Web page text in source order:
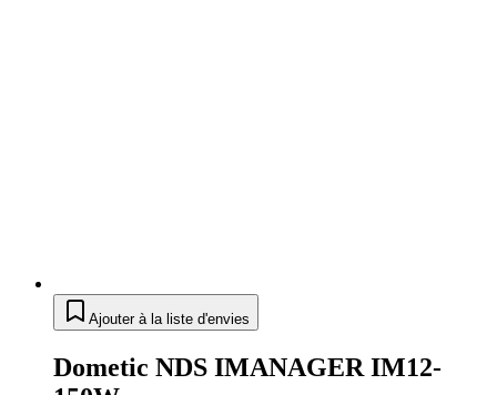
Ajouter à la liste d'envies
Dometic NDS IMANAGER IM12-